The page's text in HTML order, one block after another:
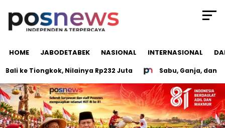
HOME JABODETABEK NASIONAL INTERNASIONAL
ke Tiongkok, Nilainya Rp232 Juta Sabu, Ganja, dan 30